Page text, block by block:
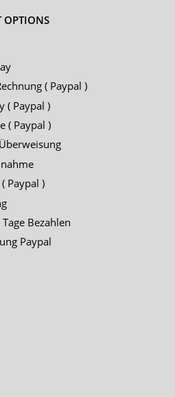
OPTIONS
( Paypal )
( Paypal )
( Paypal )
Paypal )
Bezahlen
Paypal